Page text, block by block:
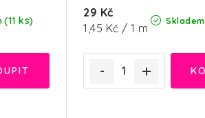
(11 ks) Skladem
29 Kč
Měrná
1,45 Kč / 1 m